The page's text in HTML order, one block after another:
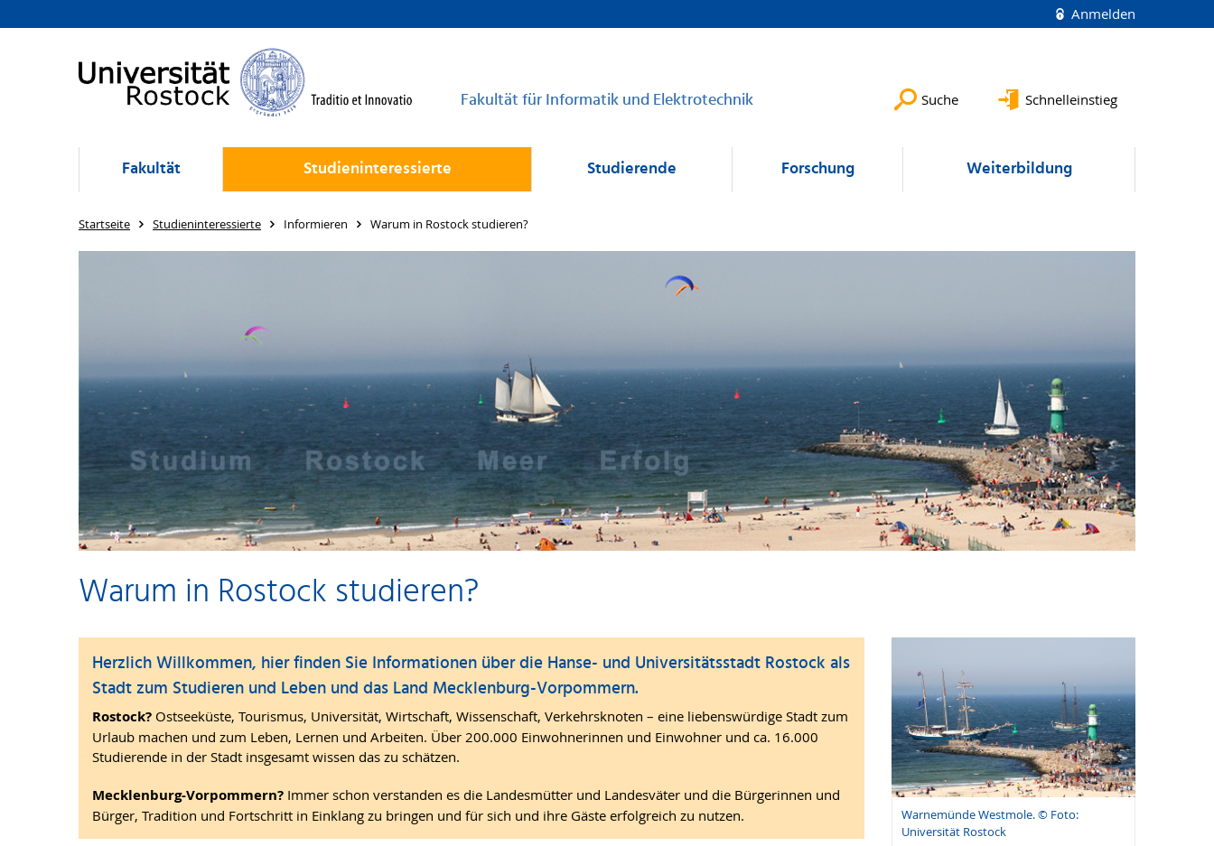
Anmelden
Fakultät für Informatik und Elektrotechnik Suche Schnelleinstieg
Fakultät Studieninteressierte Studierende Forschung Weiterbildung
Startseite Studieninteressierte Informieren Warum in Rostock studieren?
Warum in Rostock studieren?
Herzlich Willkommen, hier finden Sie Informationen über die Hanse- und Universitätsstadt Rostock als
Stadt zum Studieren und Leben und das Land Mecklenburg-Vorpommern.
Rostock? Ostseeküste, Tourismus, Universität, Wirtschaft, Wissenschaft, Verkehrsknoten – eine liebenswürdige Stadt zum
Urlaub machen und zum Leben, Lernen und Arbeiten. Über 200.000 Einwohnerinnen und Einwohner und ca. 16.000
Studierende in der Stadt insgesamt wissen das zu schätzen.
Mecklenburg-Vorpommern? Immer schon verstanden es die Landesmütter und Landesväter und die Bürgerinnen und
Bürger, Tradition und Fortschritt in Einklang zu bringen und für sich und ihre Gäste erfolgreich zu nutzen.
Warnemünde Westmole. © Foto:
Universität Rostock